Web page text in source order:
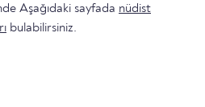
Aşağıdaki sayfada nüdist
bulabilirsiniz.